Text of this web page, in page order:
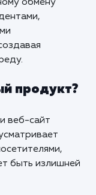
и вовлеченное
Она
свое мнение,
онлайн-
сайте может
клиентам
задавать